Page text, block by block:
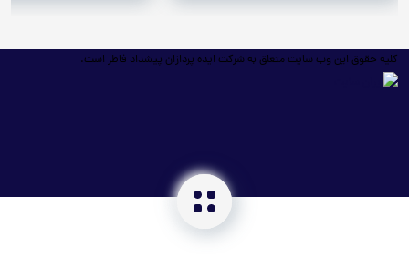
کلیه حقوق این وب سایت متعلق به شرکت ایده پردازان پیشداد فاطر است.